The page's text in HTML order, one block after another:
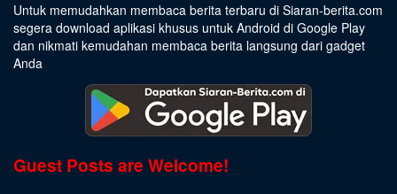
Untuk memudahkan membaca berita terbaru di Siaran-berita.com
segera download aplikasi khusus untuk Android di Google Play
dan nikmati kemudahan membaca berita langsung dari gadget
Anda
Guest Posts are Welcome!